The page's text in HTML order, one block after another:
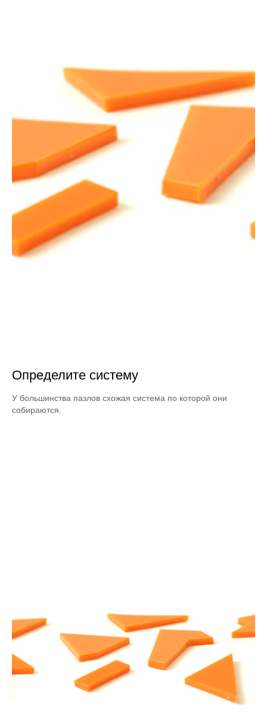
Определите систему
У большинства пазлов схожая система по которой они
собираются.